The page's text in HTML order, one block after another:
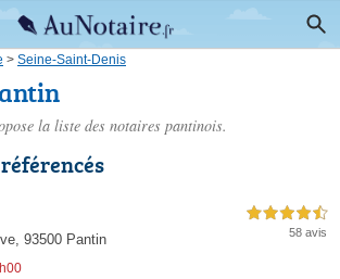
> Seine-Saint-Denis
la liste des notaires pantinois.
93500 Pantin
4,5 étoiles sur 5
58 avis